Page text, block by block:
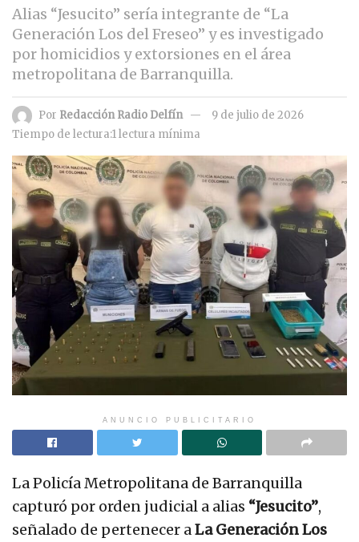
Alias “Jesucito” sería integrante de “La
Generación Los del Freseo” y es investigado
por homicidios y extorsiones en el área
metropolitana de Barranquilla.
Por Redacción Radio Delfín
9 de julio de 2026
Tiempo de lectura:1 lectura mínima
ANUNCIO PUBLICITARIO
La Policía Metropolitana de Barranquilla
capturó por orden judicial a alias “Jesucito”,
señalado de pertenecer aLa Generación Los